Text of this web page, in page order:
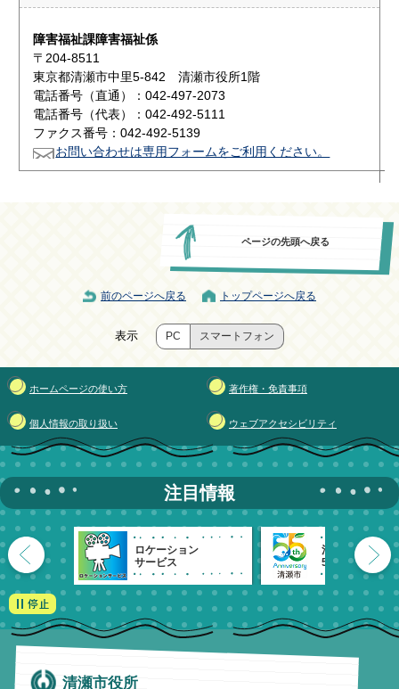
障害福祉課障害福祉係
〒204-8511
東京都清瀬市中里5-842 清瀬市役所1階
電話番号（直通）：042-497-2073
電話番号（代表）：042-492-5111
ファクス番号：042-492-5139
お問い合わせは専用フォームをご利用ください。
ページの先頭へ戻る
前のページへ戻る トップページへ戻る
表示 PC スマートフォン
ホームページの使い方 著作権・免責事項
個人情報の取り扱い ウェブアクセシビリティ
注目情報
ロケーション
サービス
清瀬市
55周年記念
清瀬市役所